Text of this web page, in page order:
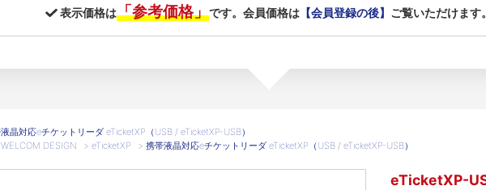
表示価格は「参考価格」です。会員価格は【会員登録の後】 ご覧いただけます。
晶対応eチケットリーダ eTicketXP（USB / eTicketXP-USB）
DESIGN > eTicketXP > 携帯液晶対応eチケットリーダ eTicketXP（USB / eTicketXP-USB）
eTicketXP-